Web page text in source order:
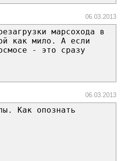
06.03.2013
марсохода в
как мило. А если
- это сразу
06.03.2013
Как опознать